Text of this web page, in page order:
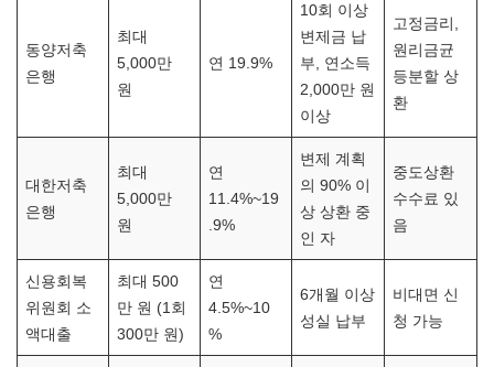
동양저축
은행
최대
5,000만
원
연 19.9%
10회 이상
변제금 납
부, 연소득
2,000만 원
이상
고정금리,
원리금균
등분할 상
환
대한저축
은행
최대
5,000만
원
연
11.4%~19
.9%
변제 계획
의 90% 이
상 상환 중
인 자
중도상환
수수료 있
음
신용회복
위원회 소
액대출
최대 500
만 원 (1회
300만 원)
연
4.5%~10
%
6개월 이상
성실 납부
비대면 신
청 가능